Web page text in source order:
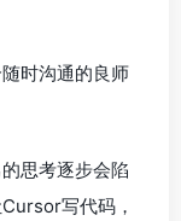
时沟通的良师
思考逐步会陷
写代码，